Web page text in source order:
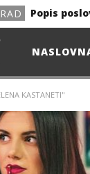
Popis
KASTANETI"